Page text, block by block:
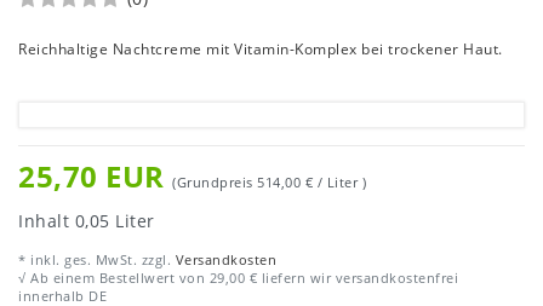
Reichhaltige Nachtcreme mit Vitamin-Komplex bei trockener Haut.
25,70 EUR (Grundpreis 514,00 € / Liter )
Inhalt 0,05 Liter
* inkl. ges. MwSt. zzgl. Versandkosten
√ Ab einem Bestellwert von 29,00 € liefern wir versandkostenfrei
innerhalb DE